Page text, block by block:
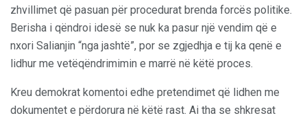
zhvillimet që pasuan për procedurat brenda forcës politike.
Berisha i qëndroi idesë se nuk ka pasur një vendim që e
nxori Salianjin “nga jashtë”, por se zgjedhja e tij ka qenë e
lidhur me vetëqëndrimimin e marrë në këtë proces.
Kreu demokrat komentoi edhe pretendimet që lidhen me
dokumentet e përdorura në këtë rast. Ai tha se shkresat